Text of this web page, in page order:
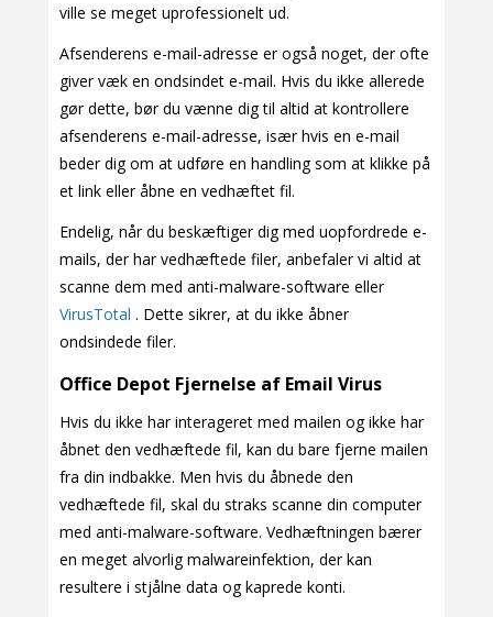
ville se meget uprofessionelt ud.
Afsenderens e-mail-adresse er også noget, der ofte
giver væk en ondsindet e-mail. Hvis du ikke allerede
gør dette, bør du vænne dig til altid at kontrollere
afsenderens e-mail-adresse, især hvis en e-mail
beder dig om at udføre en handling som at klikke på
et link eller åbne en vedhæftet fil.
Endelig, når du beskæftiger dig med uopfordrede e-
mails, der har vedhæftede filer, anbefaler vi altid at
scanne dem med anti-malware-software eller
VirusTotal . Dette sikrer, at du ikke åbner
ondsindede filer.
Office Depot Fjernelse af Email Virus
Hvis du ikke har interageret med mailen og ikke har
åbnet den vedhæftede fil, kan du bare fjerne mailen
fra din indbakke. Men hvis du åbnede den
vedhæftede fil, skal du straks scanne din computer
med anti-malware-software. Vedhæftningen bærer
en meget alvorlig malwareinfektion, der kan
resultere i stjålne data og kaprede konti.